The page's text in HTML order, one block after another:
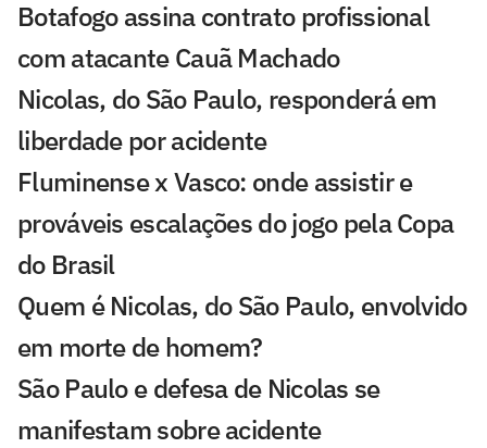
Botafogo assina contrato profissional
com atacante Cauã Machado
Nicolas, do São Paulo, responderá em
liberdade por acidente
Fluminense x Vasco: onde assistir e
prováveis escalações do jogo pela Copa
do Brasil
Quem é Nicolas, do São Paulo, envolvido
em morte de homem?
São Paulo e defesa de Nicolas se
manifestam sobre acidente